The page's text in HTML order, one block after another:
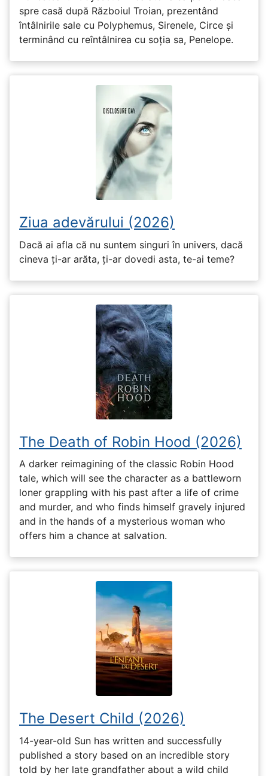
spre casă după Războiul Troian, prezentând
întâlnirile sale cu Polyphemus, Sirenele, Circe și
terminând cu reîntâlnirea cu soția sa, Penelope.
Ziua adevărului (2026)
Dacă ai afla că nu suntem singuri în univers, dacă
cineva ți-ar arăta, ți-ar dovedi asta, te-ai teme?
The Death of Robin Hood (2026)
A darker reimagining of the classic Robin Hood
tale, which will see the character as a battleworn
loner grappling with his past after a life of crime
and murder, and who finds himself gravely injured
and in the hands of a mysterious woman who
offers him a chance at salvation.
The Desert Child (2026)
14-year-old Sun has written and successfully
published a story based on an incredible story
told by her late grandfather about a wild child